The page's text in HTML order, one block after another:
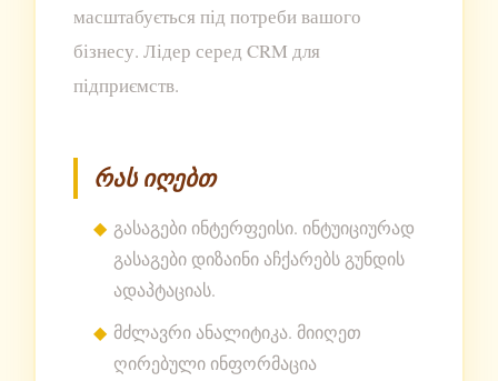
масштабується під потреби вашого
бізнесу. Лідер серед CRM для
підприємств.
რას იღებთ
გასაგები ინტერფეისი. ინტუიციურად
გასაგები დიზაინი აჩქარებს გუნდის
ადაპტაციას.
მძლავრი ანალიტიკა. მიიღეთ
ღირებული ინფორმაცია